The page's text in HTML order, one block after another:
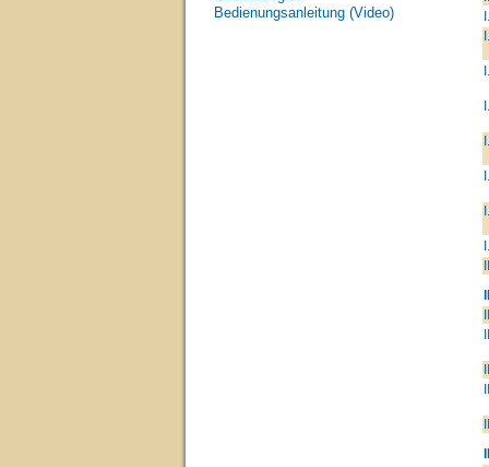
Bedienungsanleitung (Video)